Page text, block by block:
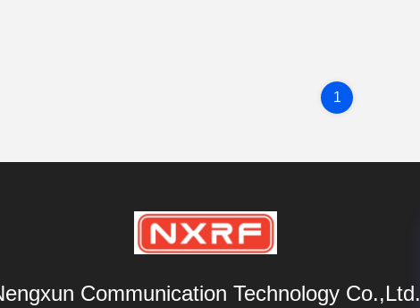
1
Communication Technology Co.,Ltd.